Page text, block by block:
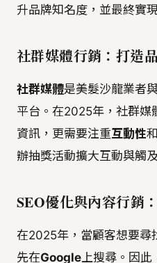
升品牌知名度，並最終實
社群媒體行銷：打造
社群媒體是美髮沙龍業者
平台。在2025年，社群媒
資訊，更需要注重互動性和
辦抽獎活動擴大互動與觸及
SEO優化與內容行銷
在2025年，當顧客想要尋
先在Google上搜尋。因此